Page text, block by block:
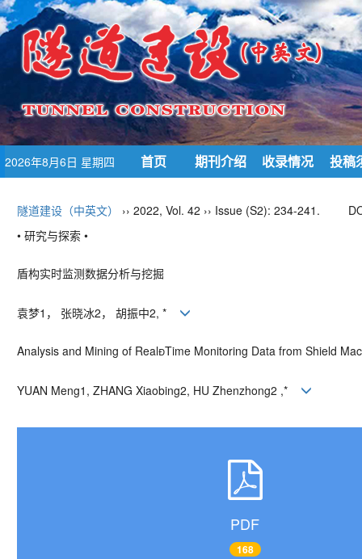
2026年8月6日 星期四 首页 期刊介绍 收录情况 投稿
隧道建设（中英文） ›› 2022, Vol. 42 ›› Issue (S2): 234-241.
• 研究与探索 •
盾构实时监测数据分析与挖掘
袁梦1 ， 张晓冰2， 胡振中2, *
Analysis and Mining of RealTime Monitoring Data from Shield
YUAN Meng1, ZHANG Xiaobing2, HU Zhenzhong2 ,*
PDF
168